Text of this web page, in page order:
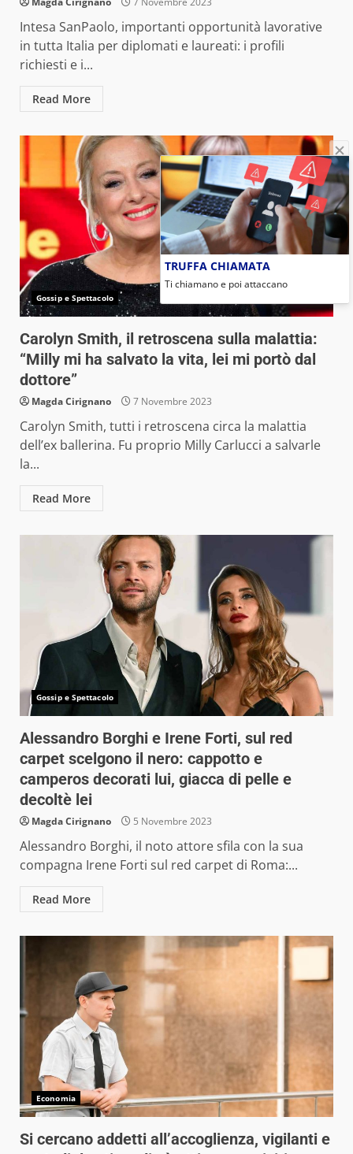
Intesa SanPaolo, importanti opportunità lavorative
in tutta Italia per diplomati e laureati: i profili
richiesti e i...
Read More
Gossip e Spettacolo
Carolyn Smith, il retroscena sulla malattia:
“Milly mi ha salvato la vita, lei mi portò dal
dottore”
Magda Cirignano 7 Novembre 2023
Carolyn Smith, tutti i retroscena circa la malattia
dell’ex ballerina. Fu proprio Milly Carlucci a salvarle
la...
Read More
Gossip e Spettacolo
Alessandro Borghi e Irene Forti, sul red
carpet scelgono il nero: cappotto e
camperos decorati lui, giacca di pelle e
decoltè lei
Magda Cirignano 5 Novembre 2023
Alessandro Borghi, il noto attore sfila con la sua
compagna Irene Forti sul red carpet di Roma:...
Read More
Economia
Si cercano addetti all’accoglienza, vigilanti e
TRUFFA CHIAMATA
Ti chiamano e poi attaccano